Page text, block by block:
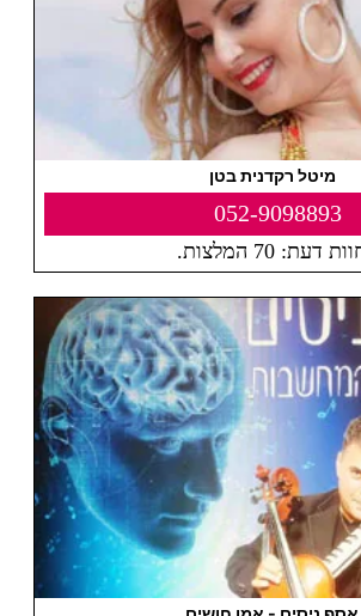
מיטל רקדנית בטן
052-9098893
דעת: 70 המלצות.